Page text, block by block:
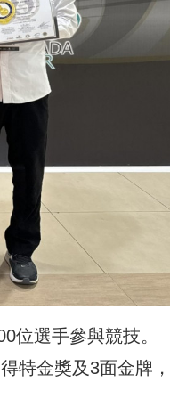
位選手參與競技。
特金獎及3面金牌，